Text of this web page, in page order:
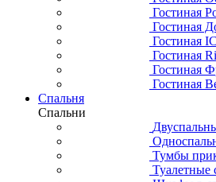
Гостиная
Гостиная
Гостиная
Гостиная
Гостиная
Гостиная
Спальня
Спальни
Тумбы
Туалетные